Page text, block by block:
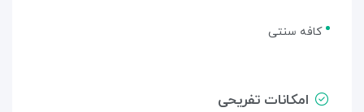
کافه سنتی
امکانات تفریحی